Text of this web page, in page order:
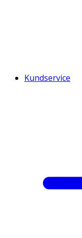
Kundservice